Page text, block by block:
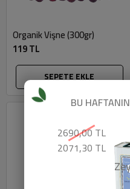
Organik Vişne (300gr)
119 TL
SEPETE EKLE
BU
2690,00 TL
2071,30 TL